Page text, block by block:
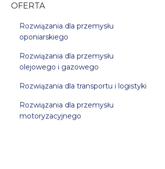
OFERTA
Rozwiązania dla przemysłu
oponiarskiego
Rozwiązania dla przemysłu
olejowego i gazowego
Rozwiązania dla transportu i logistyki
Rozwiązania dla przemysłu
motoryzacyjnego